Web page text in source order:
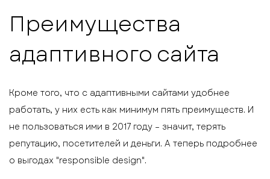
Преимущества
адаптивного сайта
Кроме того, что с адаптивными сайтами удобнее
работать, у них есть как минимум пять преимуществ. И
не пользоваться ими в 2017 году – значит, терять
репутацию, посетителей и деньги. А теперь подробнее
о выгодах "responsible design".